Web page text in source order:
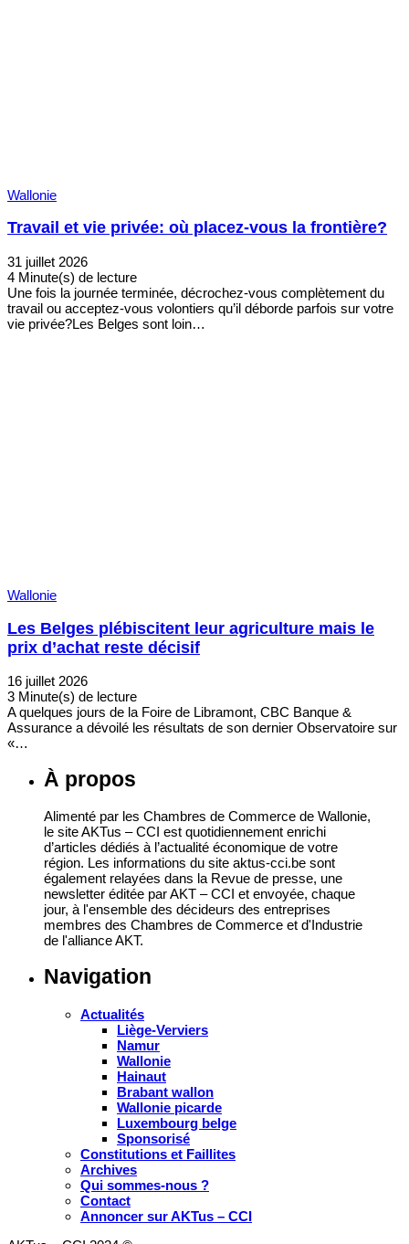
Wallonie
Travail et vie privée: où placez-vous la frontière?
31 juillet 2026
4 Minute(s) de lecture
Une fois la journée terminée, décrochez-vous complètement du
travail ou acceptez-vous volontiers qu’il déborde parfois sur votre
vie privée?Les Belges sont loin…
Wallonie
Les Belges plébiscitent leur agriculture mais le
prix d’achat reste décisif
16 juillet 2026
3 Minute(s) de lecture
A quelques jours de la Foire de Libramont, CBC Banque &
Assurance a dévoilé les résultats de son dernier Observatoire sur
«…
À propos
Alimenté par les Chambres de Commerce de Wallonie,
le site AKTus – CCI est quotidiennement enrichi
d’articles dédiés à l’actualité économique de votre
région. Les informations du site aktus-cci.be sont
également relayées dans la Revue de presse, une
newsletter éditée par AKT – CCI et envoyée, chaque
jour, à l'ensemble des décideurs des entreprises
membres des Chambres de Commerce et d'Industrie
de l'alliance AKT.
Navigation
Actualités
Liège-Verviers
Namur
Wallonie
Hainaut
Brabant wallon
Wallonie picarde
Luxembourg belge
Sponsorisé
Constitutions et Faillites
Archives
Qui sommes-nous ?
Contact
Annoncer sur AKTus – CCI